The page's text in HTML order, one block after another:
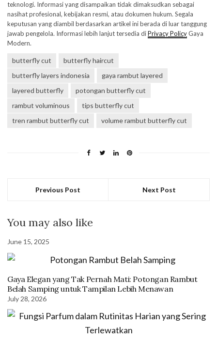
teknologi. Informasi yang disampaikan tidak dimaksudkan sebagai
nasihat profesional, kebijakan resmi, atau dokumen hukum. Segala
keputusan yang diambil berdasarkan artikel ini berada di luar tanggung
jawab pengelola. Informasi lebih lanjut tersedia diPrivacy PolicyGaya
Modern.
butterfly cut
butterfly haircut
butterfly layers indonesia
gaya rambut layered
layered butterfly
potongan butterfly cut
rambut voluminous
tips butterfly cut
tren rambut butterfly cut
volume rambut butterfly cut
Previous Post Next Post
You may also like
June 15, 2025
Gaya Elegan yang Tak Pernah Mati: Potongan Rambut
Belah Samping untuk Tampilan Lebih Menawan
July 28, 2026